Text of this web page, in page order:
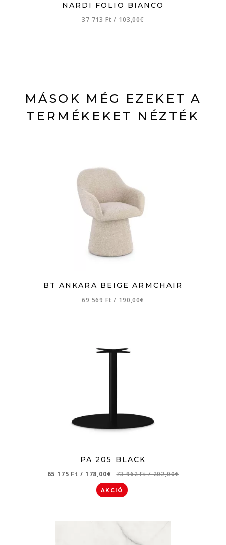
NARDI FOLIO BIANCO
37 713 Ft/ 103,00€
MÁSOK MÉG EZEKET A
TERMÉKEKET NÉZTÉK
BT ANKARA BEIGE ARMCHAIR
69 569 Ft/ 190,00€
PA 205 BLACK
65 175 Ft / 178,00€ 73 962 Ft/ 202,00€
AKCIÓ